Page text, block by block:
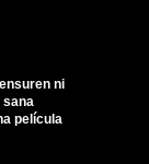
ni
sana
película